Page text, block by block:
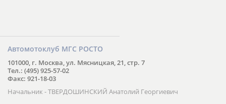
Автомотоклуб МГС РОСТО
101000, г. Москва, ул. Мясницкая, 21, стр. 7
Тел.: (495) 925-57-02
Факс: 921-18-03
Начальник - ТВЕРДОШИНСКИЙ Анатолий Георгиевич